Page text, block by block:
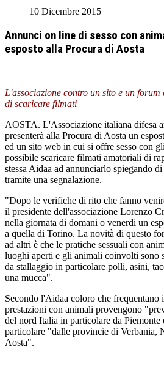
10 Dicembre 2015
Annunci on line di sesso con
esposto alla Procura di Aosta
L'associazione contro un sito e un forum
di scaricare filmati
AOSTA. L'Associazione italiana difesa
presenterà alla Procura di Aosta un
ed un sito web in cui si offre sesso con
possibile scaricare filmati amatoriali di
stessa Aidaa ad annunciarlo spiegando
tramite una segnalazione.
"Dopo le verifiche di rito che fanno
il presidente dell'associazione Lorenzo
nella giornata di domani o venerdi un
a quella di Torino. La novità di questo
ad altri è che le pratiche sessuali con
luoghi aperti e gli animali coinvolti sono
da stallaggio in particolare polli, asini,
una mucca".
Secondo l'Aidaa coloro che
prestazioni con animali provengono
del nord Italia in particolare da
particolare "dalle provincie di Verbania,
Aosta".